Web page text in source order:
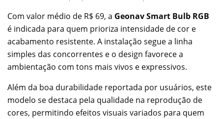
Com valor médio de R$ 69, a Geonav Smart Bulb RGB
é indicada para quem prioriza intensidade de cor e
acabamento resistente. A instalação segue a linha
simples das concorrentes e o design favorece a
ambientação com tons mais vivos e expressivos.
Além da boa durabilidade reportada por usuários, este
modelo se destaca pela qualidade na reprodução de
cores, permitindo efeitos visuais variados para quem